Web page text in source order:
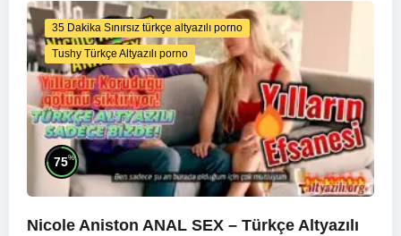
35 Dakika Sınırsız türkçe altyazılı porno
Tushy Türkçe Altyazılı porno
75%
Nicole Aniston ANAL SEX – Türkçe Altyazılı